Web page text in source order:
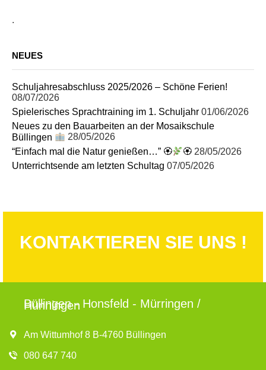
.
NEUES
Schuljahresabschluss 2025/2026 – Schöne Ferien!
08/07/2026
Spielerisches Sprachtraining im 1. Schuljahr 01/06/2026
Neues zu den Bauarbeiten an der Mosaikschule
Büllingen
28/05/2026
“Einfach mal die Natur genießen…” 🏵
🏵 28/05/2026
Unterrichtsende am letzten Schultag 07/05/2026
KONTAKTIEREN SIE UNS !
Büllingen - Honsfeld - Mürringen /
Hünningen
Am Wittumhof 8 B-4760 Büllingen
080 647 740